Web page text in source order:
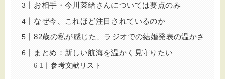
お相手・今川菜緒さんについては要点のみ
なぜ今、これほど注目されているのか
82歳の私が感じた、ラジオでの結婚発表の温かさ
まとめ：新しい航海を温かく見守りたい
参考文献リスト